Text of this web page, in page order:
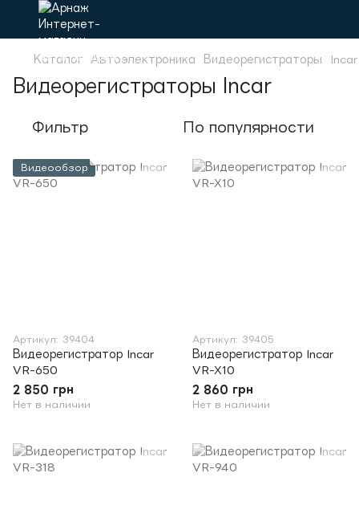
Каталог Автоэлектроника Видеорегистраторы Incar
Видеорегистраторы Incar
Фильтр По популярности
Видеообзор
Артикул: 39404
Видеорегистратор Incar
VR-650
2 850 грн
Нет в наличии
Артикул: 39405
Видеорегистратор Incar
VR-X10
2 860 грн
Нет в наличии